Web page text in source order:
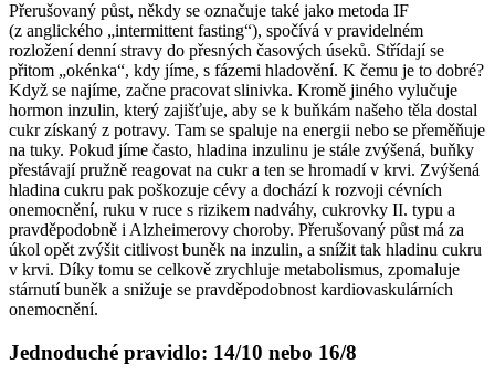
Přerušovaný půst, někdy se označuje také jako metoda IF
(z anglického „intermittent fasting“), spočívá v pravidelném
rozložení denní stravy do přesných časových úseků. Střídají se
přitom „okénka“, kdy jíme, s fázemi hladovění. K čemu je to dobré?
Když se najíme, začne pracovat slinivka. Kromě jiného vylučuje
hormon inzulin, který zajišťuje, aby se k buňkám našeho těla dostal
cukr získaný z potravy. Tam se spaluje na energii nebo se přeměňuje
na tuky. Pokud jíme často, hladina inzulinu je stále zvýšená, buňky
přestávají pružně reagovat na cukr a ten se hromadí v krvi. Zvýšená
hladina cukru pak poškozuje cévy a dochází k rozvoji cévních
onemocnění, ruku v ruce s rizikem nadváhy, cukrovky II. typu a
pravděpodobně i Alzheimerovy choroby. Přerušovaný půst má za
úkol opět zvýšit citlivost buněk na inzulin, a snížit tak hladinu cukru
v krvi. Díky tomu se celkově zrychluje metabolismus, zpomaluje
stárnutí buněk a snižuje se pravděpodobnost kardiovaskulárních
onemocnění.
Jednoduché pravidlo: 14/10 nebo 16/8